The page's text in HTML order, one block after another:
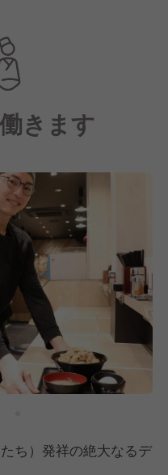
ある味わいが特徴で
た丼の味を引き立て、
構成
ガツンとした味わいの
スに、卵やチーズ、野
食なども提供していま
ズナブルで、コストパ
つです。気軽にお腹い
生や若者に支持されて
きます
ち）発祥の絶大なるデ